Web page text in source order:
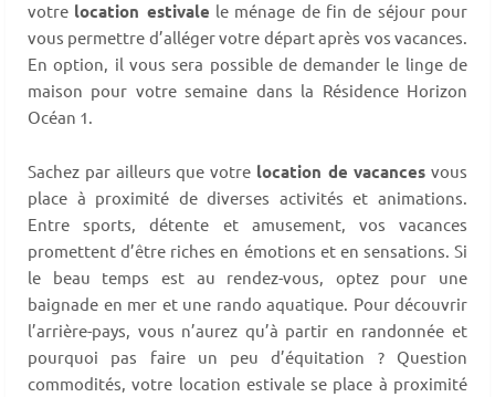
votre location estivale le ménage de fin de séjour pour
vous permettre d’alléger votre départ après vos vacances.
En option, il vous sera possible de demander le linge de
maison pour votre semaine dans la Résidence Horizon
Océan 1.
Sachez par ailleurs que votre location de vacances vous
place à proximité de diverses activités et animations.
Entre sports, détente et amusement, vos vacances
promettent d’être riches en émotions et en sensations. Si
le beau temps est au rendez-vous, optez pour une
baignade en mer et une rando aquatique. Pour découvrir
l’arrière-pays, vous n’aurez qu’à partir en randonnée et
pourquoi pas faire un peu d’équitation ? Question
commodités, votre location estivale se place à proximité